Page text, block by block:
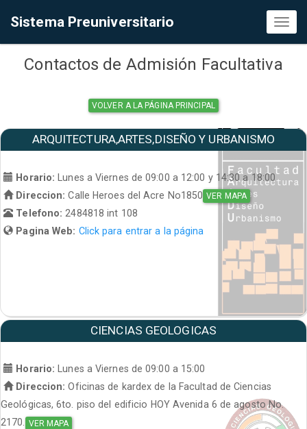
Sistema Preuniversitario
Contactos de Admisión Facultativa
VOLVER A LA PÁGINA PRINCIPAL
ARQUITECTURA,ARTES,DISEÑO Y URBANISMO
Horario:
Lunes a Viernes de 09:00 a 12:00 y 14:30 a 18:00
Direccion: Calle Heroes del Acre No1850 VER MAPA
Telefono: 2484818 int 108
Pagina Web: Click para entrar a la página
CIENCIAS GEOLOGICAS
Horario: Lunes a Viernes de 09:00 a 15:00
Direccion: Oficinas de kardex de la Facultad de Ciencias
Geológicas, 6to. piso del edificio HOY Avenida 6 de agosto No.
2170. VER MAPA